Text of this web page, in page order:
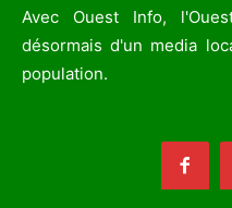
Avec Ouest Info,
désormais d'un media
population.